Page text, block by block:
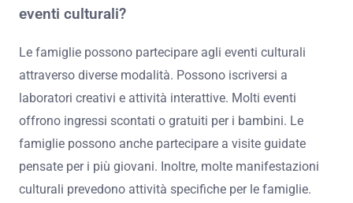
eventi culturali?
Le famiglie possono partecipare agli eventi culturali
attraverso diverse modalità. Possono iscriversi a
laboratori creativi e attività interattive. Molti eventi
offrono ingressi scontati o gratuiti per i bambini. Le
famiglie possono anche partecipare a visite guidate
pensate per i più giovani. Inoltre, molte manifestazioni
culturali prevedono attività specifiche per le famiglie.